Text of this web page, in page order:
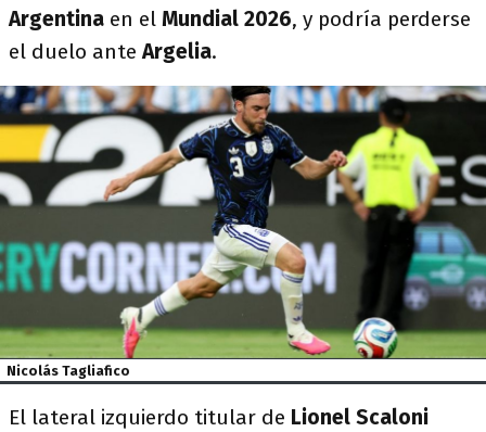
Argentina en el Mundial 2026, y podría perderse
el duelo anteArgelia.
Nicolás Tagliafico
El lateral izquierdo titular de Lionel Scaloni